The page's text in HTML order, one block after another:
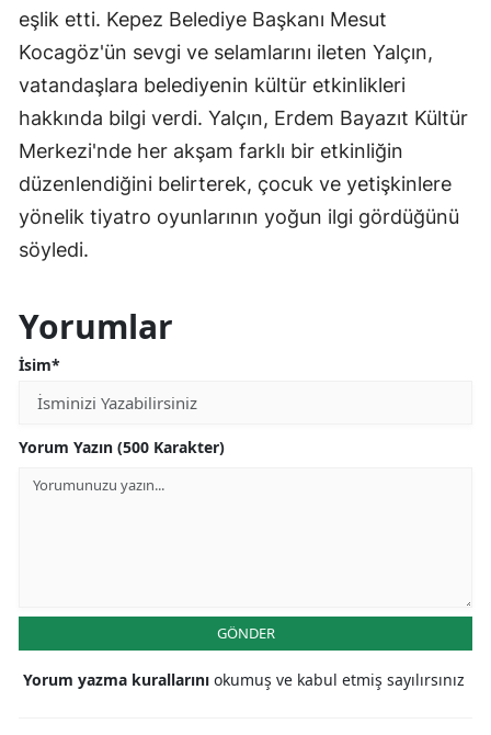
eşlik etti. Kepez Belediye Başkanı Mesut
Kocagöz'ün sevgi ve selamlarını ileten Yalçın,
vatandaşlara belediyenin kültür etkinlikleri
hakkında bilgi verdi. Yalçın, Erdem Bayazıt Kültür
Merkezi'nde her akşam farklı bir etkinliğin
düzenlendiğini belirterek, çocuk ve yetişkinlere
yönelik tiyatro oyunlarının yoğun ilgi gördüğünü
söyledi.
Yorumlar
İsim*
Yorum Yazın (500 Karakter)
GÖNDER
Yorum yazma kurallarını okumuş ve kabul etmiş sayılırsınız